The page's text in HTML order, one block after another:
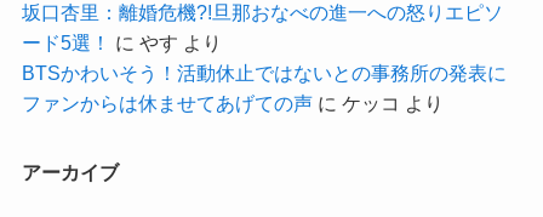
坂口杏里：離婚危機?!旦那おなべの進一への怒りエピソ
ード5選！
に やす より
BTSかわいそう！活動休止ではないとの事務所の発表に
ファンからは休ませてあげての声に ケッコ より
アーカイブ